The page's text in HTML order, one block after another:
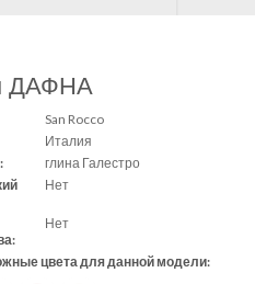
ДАФНА
San Rocco
Италия
глина Галестро
Нет
Нет
цвета для данной модели: